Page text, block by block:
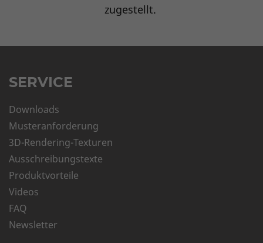
zugestellt.
SERVICE
Downloads
Musteranforderung
3D-Rendering-Texturen
Ausschreibungstexte
Produktvorteile
Videos
FAQ
Newsletter